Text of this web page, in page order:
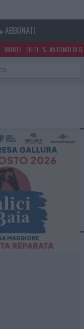
ABBONATI
MONTI TELTI S. ANTONIO DI G.